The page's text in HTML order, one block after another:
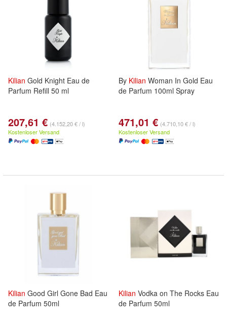
Kilian Gold Knight Eau de
Parfum Refill 50 ml
207,61 € (4.152,20 € / l)
Kostenloser Versand
By Kilian Woman In Gold Eau
de Parfum 100ml Spray
471,01 € (4.710,10 € / l)
Kostenloser Versand
Kilian Good Girl Gone Bad Eau
de Parfum 50ml
Kilian Vodka on The Rocks Eau
de Parfum 50ml